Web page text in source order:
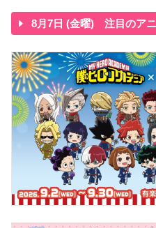
8月7日 (金曜) 注目のア